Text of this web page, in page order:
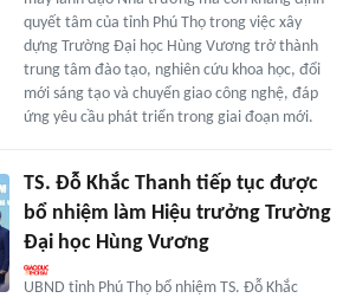
quyết tâm của tỉnh Phú Thọ trong việc xây
dựng Trường Đại học Hùng Vương trở thành
trung tâm đào tạo, nghiên cứu khoa học, đổi
mới sáng tạo và chuyển giao công nghệ, đáp
ứng yêu cầu phát triển trong giai đoạn mới.
TS. Đỗ Khắc Thanh tiếp tục được
bổ nhiệm làm Hiệu trưởng Trường
Đại học Hùng Vương
UBND tỉnh Phú Thọ bổ nhiệm TS. Đỗ Khắc